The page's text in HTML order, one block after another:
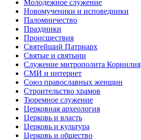
Молодежное служение
Новомученики и исповедники
Паломничество
Праздники
Происшествия
Святейший Патриарх
Святые и святыни
Служение митрополита Корнилия
СМИ и интернет
Союз православных женщин
Строительство храмов
Тюремное служение
Церковная археология
Церковь и власть
Церковь и культура
Церковь и общество